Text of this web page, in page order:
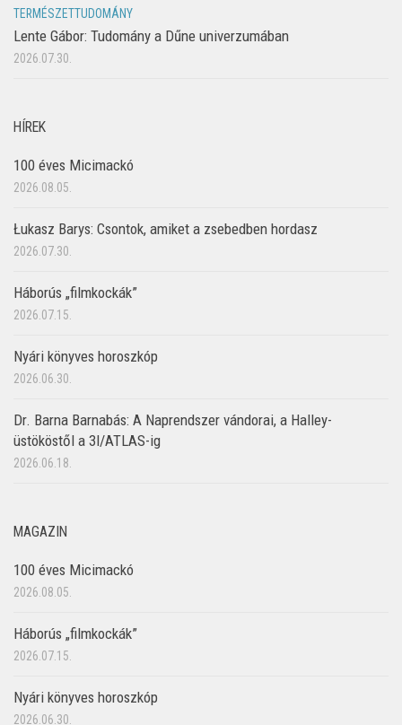
TERMÉSZETTUDOMÁNY
Lente Gábor: Tudomány a Dűne univerzumában
2026.07.30.
HÍREK
100 éves Micimackó
2026.08.05.
Łukasz Barys: Csontok, amiket a zsebedben hordasz
2026.07.30.
Háborús „filmkockák”
2026.07.15.
Nyári könyves horoszkóp
2026.06.30.
Dr. Barna Barnabás: A Naprendszer vándorai, a Halley-
üstököstől a 3I/ATLAS-ig
2026.06.18.
MAGAZIN
100 éves Micimackó
2026.08.05.
Háborús „filmkockák”
2026.07.15.
Nyári könyves horoszkóp
2026.06.30.